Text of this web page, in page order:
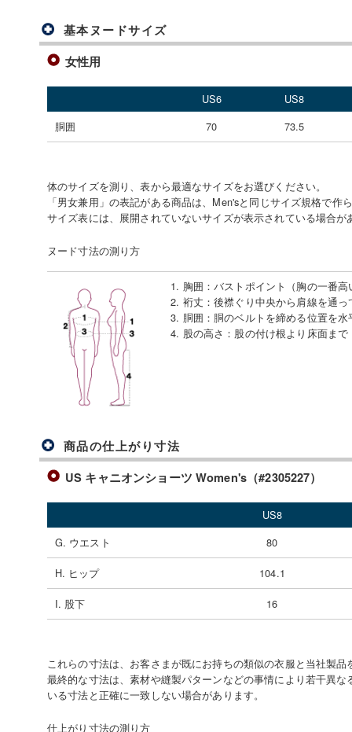
基本ヌードサイズ
女性用
US6
US8
胴囲
70 73.5
体のサイズを測り、表から最適なサイズをお選びください。
「男女兼用」の表記がある商品は、Men'sと同じサイズ規格で作
サイズ表には、展開されていないサイズが表示されている場合が
ヌード寸法の測り方
1. 胸囲 ：バストポイント（胸の一番
2. 裄丈 ：後襟ぐり中央から肩線を通
3. 胴囲 ： 胴のベルトを締める位置を
4. 股の高さ ： 股の付け根より床面まで
商品の仕上がり寸法
US キャニオンショーツ Women's（#2305227）
US8
G. ウエスト
80
H. ヒップ 104.1
I. 股下 16
これらの寸法は、お客さまが既にお持ちの類似の衣服と当社製
最終的な寸法は、素材や縫製パターンなどの事情により若干異
いる寸法と正確に一致しない場合があります。
仕上がり寸法の測り方